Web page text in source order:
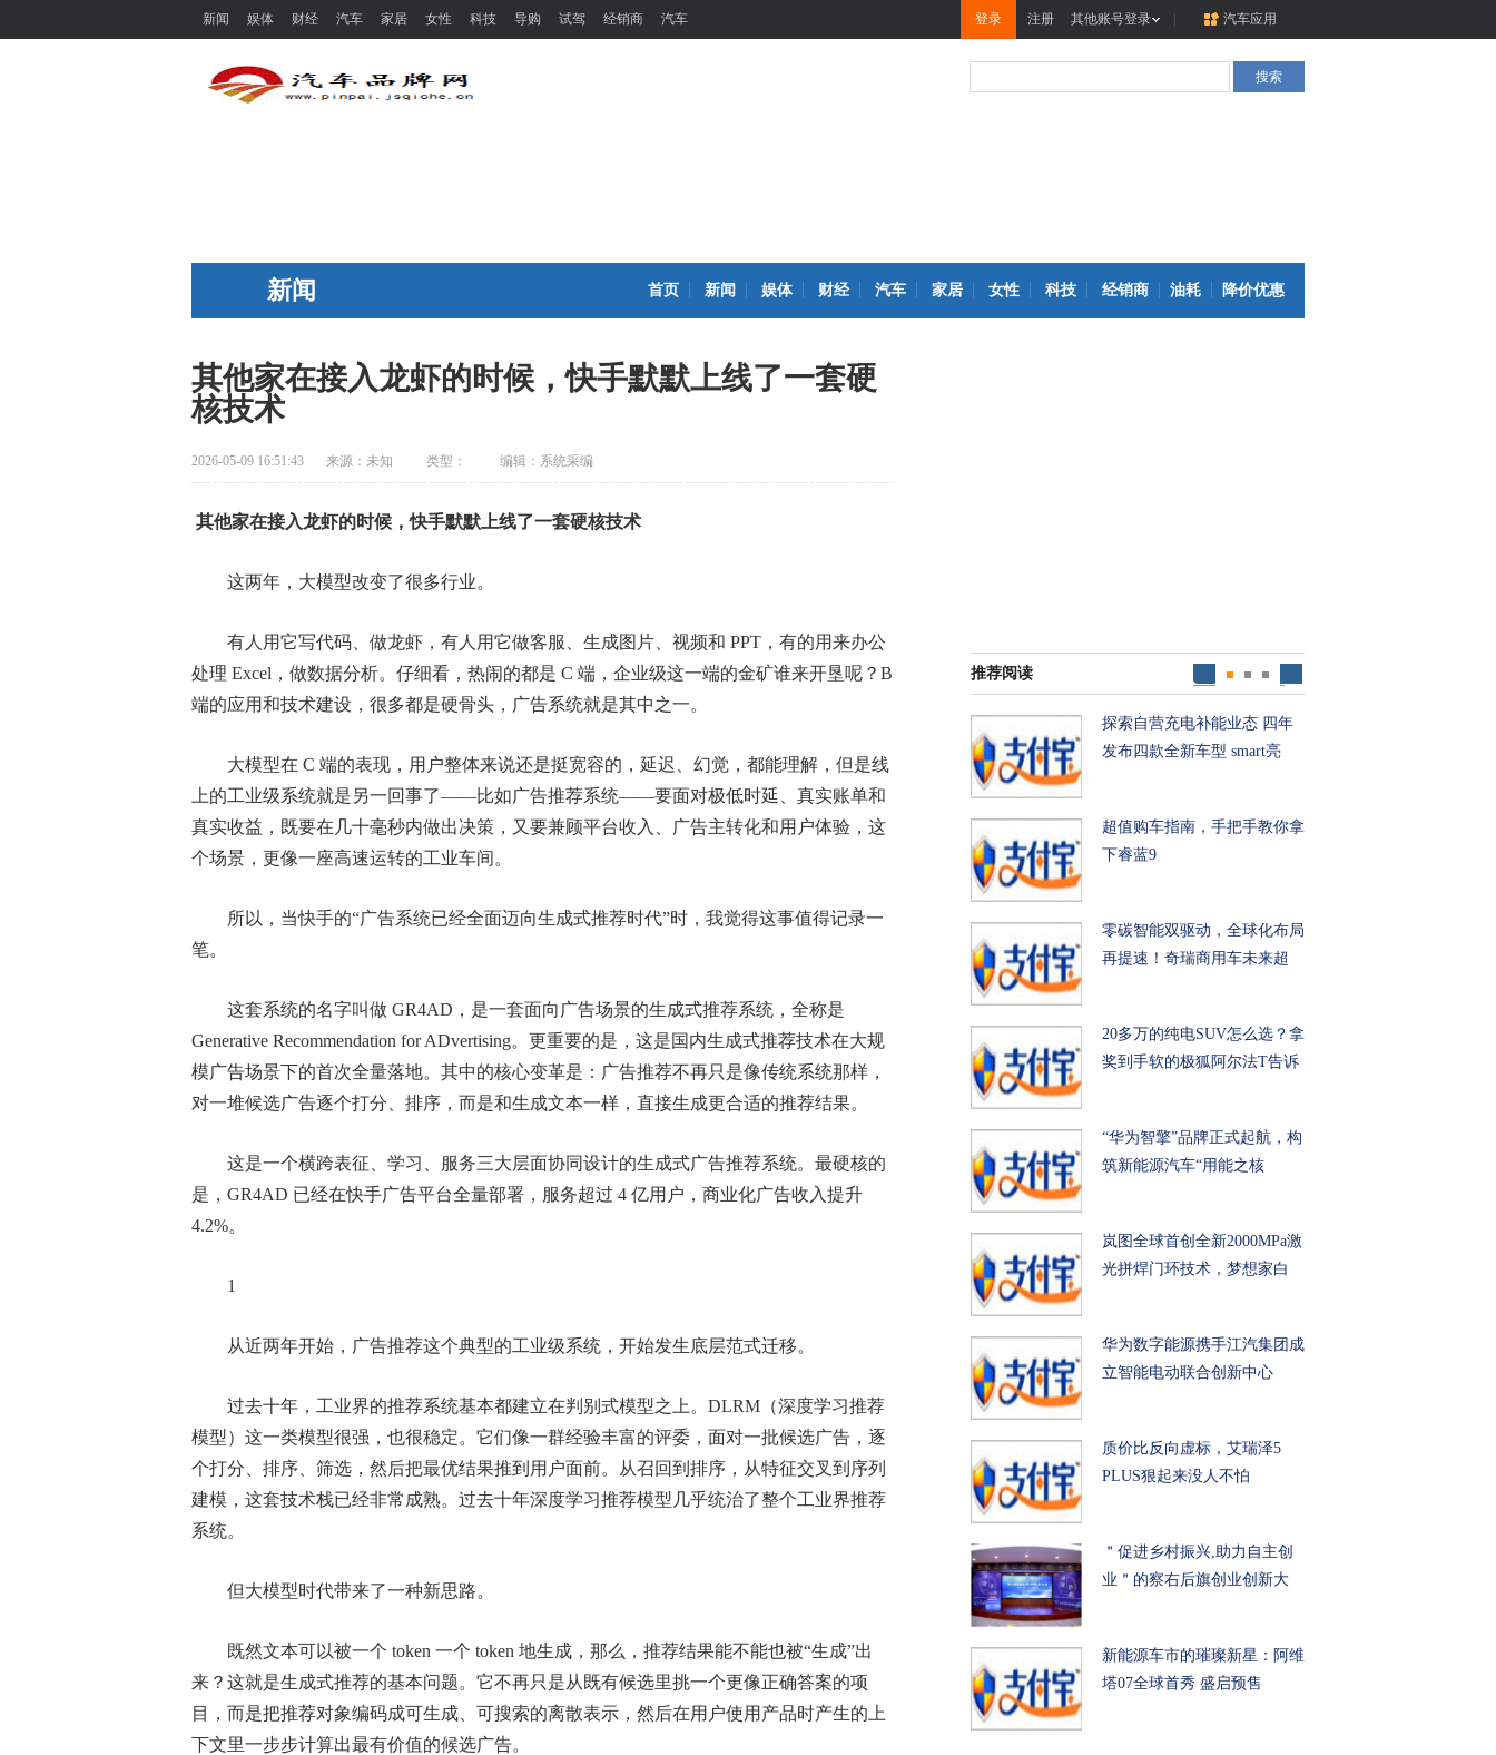
新闻 娱体 财经 汽车 家居 女性 科技 导购 试驾 经销商 汽车 汽车应用
登录 注册 其他账号登录
新闻 首页 新闻 娱体 财经 汽车 家居 女性 科技 经销商 油耗 降价优惠
其他家在接入龙虾的时候，快手默默上线了一套硬
核技术
2026-05-09 16:51:43 来源： 未知 类型： 编辑：系统采编
其他家在接入龙虾的时候，快手默默上线了一套硬核技术
这两年，大模型改变了很多行业。
有人用它写代码、做龙虾，有人用它做客服、生成图片、视频和 PPT，有的用来办公
处理 Excel，做数据分析。仔细看，热闹的都是 C 端，企业级这一端的金矿谁来开垦呢？B
端的应用和技术建设，很多都是硬骨头，广告系统就是其中之一。
大模型在 C 端的表现，用户整体来说还是挺宽容的，延迟、幻觉，都能理解，但是线
上的工业级系统就是另一回事了——比如广告推荐系统——要面对极低时延、真实账单和
真实收益，既要在几十毫秒内做出决策，又要兼顾平台收入、广告主转化和用户体验，这
个场景，更像一座高速运转的工业车间。
所以，当快手的“广告系统已经全面迈向生成式推荐时代”时，我觉得这事值得记录一
笔。
这套系统的名字叫做 GR4AD，是一套面向广告场景的生成式推荐系统，全称是
Generative Recommendation for ADvertising。更重要的是，这是国内生成式推荐技术在大规
模广告场景下的首次全量落地。其中的核心变革是：广告推荐不再只是像传统系统那样，
对一堆候选广告逐个打分、排序，而是和生成文本一样，直接生成更合适的推荐结果。
这是一个横跨表征、学习、服务三大层面协同设计的生成式广告推荐系统。最硬核的
是，GR4AD 已经在快手广告平台全量部署，服务超过 4 亿用户，商业化广告收入提升
4.2%。
1
从近两年开始，广告推荐这个典型的工业级系统，开始发生底层范式迁移。
过去十年，工业界的推荐系统基本都建立在判别式模型之上。DLRM（深度学习推荐
模型）这一类模型很强，也很稳定。它们像一群经验丰富的评委，面对一批候选广告，逐
个打分、排序、筛选，然后把最优结果推到用户面前。从召回到排序，从特征交叉到序列
建模，这套技术栈已经非常成熟。过去十年深度学习推荐模型几乎统治了整个工业界推荐
系统。
但大模型时代带来了一种新思路。
既然文本可以被一个 token 一个 token 地生成，那么，推荐结果能不能也被“生成”出
来？这就是生成式推荐的基本问题。它不再只是从既有候选里挑一个更像正确答案的项
目，而是把推荐对象编码成可生成、可搜索的离散表示，然后在用户使用产品时产生的上
下文里一步步计算出最有价值的候选广告。
推荐阅读
探索自营充电补能业态 四年
发布四款全新车型 smart亮
超值购车指南，手把手教你拿
下睿蓝9
零碳智能双驱动，全球化布局
再提速！奇瑞商用车未来超
20多万的纯电SUV怎么选？拿
奖到手软的极狐阿尔法T告诉
“华为智擎”品牌正式起航，构
筑新能源汽车“用能之核
岚图全球首创全新2000MPa激
光拼焊门环技术，梦想家白
华为数字能源携手江汽集团成
立智能电动联合创新中心
质价比反向虚标，艾瑞泽5
PLUS狠起来没人不怕
＂促进乡村振兴,助力自主创
业＂的察右后旗创业创新大
新能源车市的璀璨新星：阿维
塔07全球首秀 盛启预售